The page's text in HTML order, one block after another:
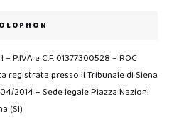
P.IVA e C.F. 01377300528 – ROC
registrata presso il Tribunale di Siena
2014 – Sede legale Piazza Nazioni
(SI)